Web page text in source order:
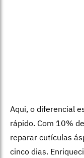
Aqui, o diferencial
rápido. Com 10%
reparar cutículas
cinco dias.